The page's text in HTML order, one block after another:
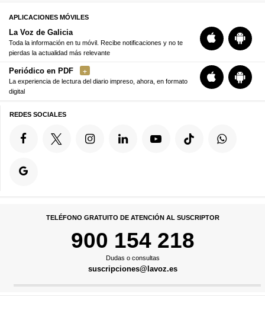
APLICACIONES MÓVILES
La Voz de Galicia
Toda la información en tu móvil. Recibe notificaciones y no te
pierdas la actualidad más relevante
Periódico en PDF
La experiencia de lectura del diario impreso, ahora, en formato
digital
REDES SOCIALES
TELÉFONO GRATUITO DE ATENCIÓN AL SUSCRIPTOR
900 154 218
Dudas o consultas
suscripciones@lavoz.es